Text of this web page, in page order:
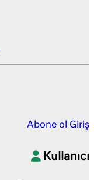
Abone ol Giriş
Kullanıcı